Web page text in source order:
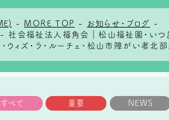
- MORE TOP - お知らせ・ブログ
-
会福祉法人福角会｜松山福祉園・いつき
・ウィズ・ラ・ルーチェ・松山市障がい者
すべて 重要 NEWS